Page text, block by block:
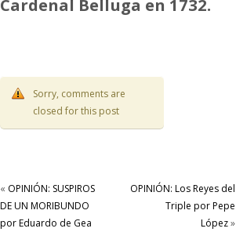
Cardenal Belluga en 1732.
Sorry, comments are
closed for this post
« OPINIÓN: SUSPIROS
DE UN MORIBUNDO
por Eduardo de Gea
OPINIÓN: Los Reyes del
Triple por Pepe
López»